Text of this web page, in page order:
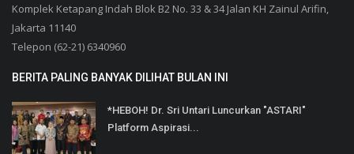
Komplek Ketapang Indah Blok B2 No. 33 & 34 Jalan KH Zainul Arifin,
Jakarta 11140
Telepon (62-21) 6340960
BERITA PALING BANYAK DILIHAT BULAN INI
*HEBOH! Dr. Sri Untari Luncurkan "ASTARI"
Platform Aspirasi...